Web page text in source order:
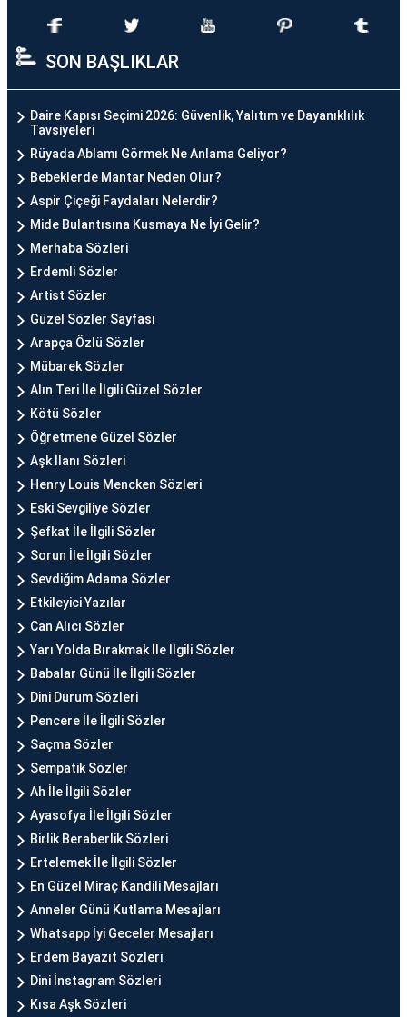
SON BAŞLIKLAR
Daire Kapısı Seçimi 2026: Güvenlik, Yalıtım ve Dayanıklılık
Tavsiyeleri
Rüyada Ablamı Görmek Ne Anlama Geliyor?
Bebeklerde Mantar Neden Olur?
Aspir Çiçeği Faydaları Nelerdir?
Mide Bulantısına Kusmaya Ne İyi Gelir?
Merhaba Sözleri
Erdemli Sözler
Artist Sözler
Güzel Sözler Sayfası
Arapça Özlü Sözler
Mübarek Sözler
Alın Teri İle İlgili Güzel Sözler
Kötü Sözler
Öğretmene Güzel Sözler
Aşk İlanı Sözleri
Henry Louis Mencken Sözleri
Eski Sevgiliye Sözler
Şefkat İle İlgili Sözler
Sorun İle İlgili Sözler
Sevdiğim Adama Sözler
Etkileyici Yazılar
Can Alıcı Sözler
Yarı Yolda Bırakmak İle İlgili Sözler
Babalar Günü İle İlgili Sözler
Dini Durum Sözleri
Pencere İle İlgili Sözler
Saçma Sözler
Sempatik Sözler
Ah İle İlgili Sözler
Ayasofya İle İlgili Sözler
Birlik Beraberlik Sözleri
Ertelemek İle İlgili Sözler
En Güzel Miraç Kandili Mesajları
Anneler Günü Kutlama Mesajları
Whatsapp İyi Geceler Mesajları
Erdem Bayazıt Sözleri
Dini İnstagram Sözleri
Kısa Aşk Sözleri